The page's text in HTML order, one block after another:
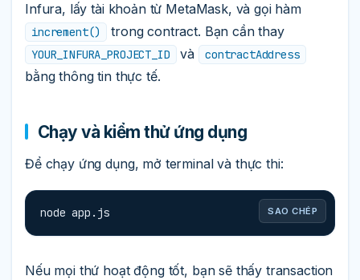
Infura, lấy tài khoản từ MetaMask, và gọi hàm
increment() trong contract. Bạn cần thay
YOUR_INFURA_PROJECT_ID và contractAddress
bằng thông tin thực tế.
Chạy và kiểm thử ứng dụng
Để chạy ứng dụng, mở terminal và thực thi:
SAO CHÉP
node app.js
Nếu mọi thứ hoạt động tốt, bạn sẽ thấy transaction